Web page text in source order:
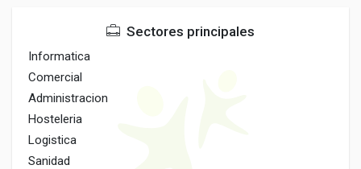
Sectores principales
Informatica
Comercial
Administracion
Hosteleria
Logistica
Sanidad